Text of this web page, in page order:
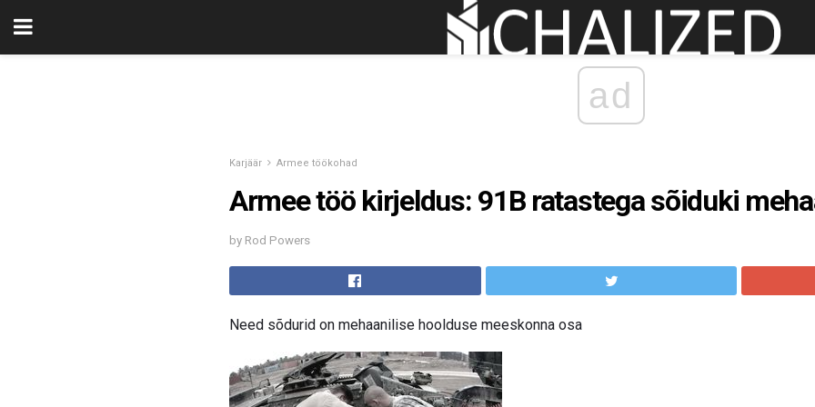
ad
Karjäär Armee töökohad
Armee töö kirjeldus: 91B ratastega sõiduki
by Rod Powers
Need sõdurid on mehaanilise hoolduse meeskonna osa